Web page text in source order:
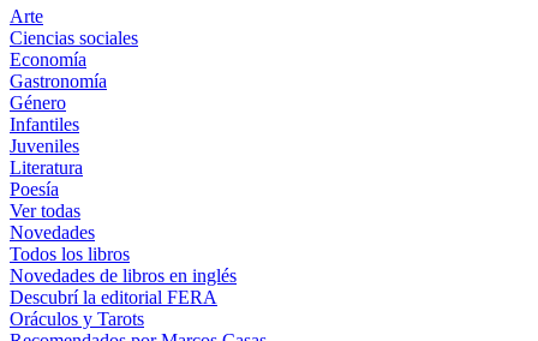
Arte
Ciencias sociales
Economía
Gastronomía
Género
Infantiles
Juveniles
Literatura
Poesía
Ver todas
Novedades
Todos los libros
Novedades de libros en inglés
Descubrí la editorial FERA
Oráculos y Tarots